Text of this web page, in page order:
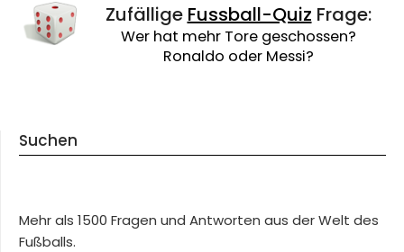
Zufällige Fussball-Quiz Frage:
Wer hat mehr Tore geschossen?
Ronaldo oder Messi?
Suchen
Mehr als 1500 Fragen und Antworten aus der Welt des
Fußballs.